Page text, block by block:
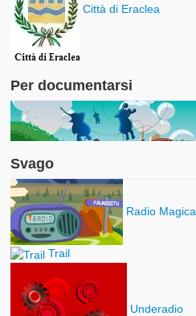
Città di Eraclea
Per documentarsi
Svago
Radio Magica
Trail
Underadio